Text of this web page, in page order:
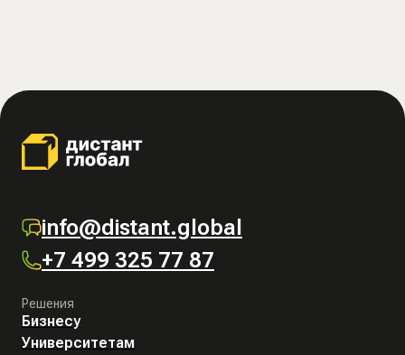
info@distant.global
+7 499 325 77 87
Решения
Бизнесу
Университетам